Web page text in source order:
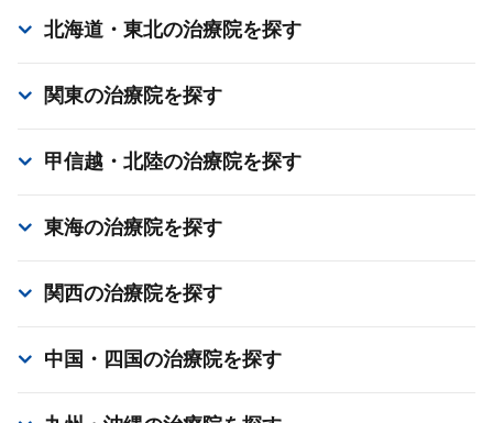
北海道・東北の治療院を探す
関東の治療院を探す
甲信越・北陸の治療院を探す
東海の治療院を探す
関西の治療院を探す
中国・四国の治療院を探す